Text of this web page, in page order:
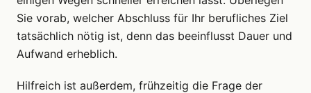
Sie vorab, welcher Abschluss für Ihr berufliches Ziel
tatsächlich nötig ist, denn das beeinflusst Dauer und
Aufwand erheblich.
Hilfreich ist außerdem, frühzeitig die Frage der